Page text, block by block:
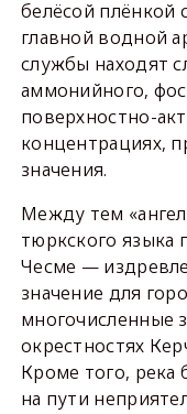
белёсой плёнкой
главной водной
службы находят
аммонийного,
поверхностно-
концентрациях,
значения.
Между тем
тюркского языка
Чесме — издревле
значение для
многочисленные
окрестностях
Кроме того, река
на пути